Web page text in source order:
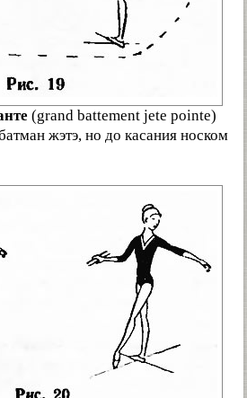
(grand battement jete pointe)
жэтэ, но до касания носком